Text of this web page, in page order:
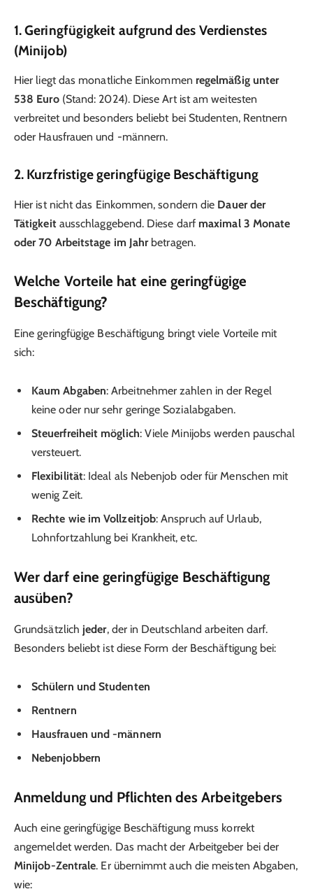
1.Geringfügigkeit aufgrund des Verdienstes
(Minijob)
Hier liegt das monatliche Einkommen regelmäßig unter
538 Euro(Stand: 2024). Diese Art ist am weitesten
verbreitet und besonders beliebt bei Studenten, Rentnern
oder Hausfrauen und -männern.
2. Kurzfristige geringfügige Beschäftigung
Hier ist nicht das Einkommen, sondern die Dauer der
Tätigkeitausschlaggebend. Diese darf maximal 3 Monate
oder 70 Arbeitstage im Jahrbetragen.
Welche Vorteile hat eine geringfügige
Beschäftigung?
Eine geringfügige Beschäftigung bringt viele Vorteile mit
sich:
Kaum Abgaben: Arbeitnehmer zahlen in der Regel
keine oder nur sehr geringe Sozialabgaben.
Steuerfreiheit möglich: Viele Minijobs werden pauschal
versteuert.
Flexibilität: Ideal als Nebenjob oder für Menschen mit
wenig Zeit.
Rechte wie im Vollzeitjob: Anspruch auf Urlaub,
Lohnfortzahlung bei Krankheit, etc.
Wer darf eine geringfügige Beschäftigung
ausüben?
Grundsätzlich jeder, der in Deutschland arbeiten darf.
Besonders beliebt ist diese Form der Beschäftigung bei:
Schülern und Studenten
Rentnern
Hausfrauen und -männern
Nebenjobbern
Anmeldung und Pflichten des Arbeitgebers
Auch eine geringfügige Beschäftigung muss korrekt
angemeldet werden. Das macht der Arbeitgeber bei der
Minijob-Zentrale. Er übernimmt auch die meisten Abgaben,
wie: